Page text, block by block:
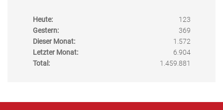
Heute:
123
Gestern:
369
Dieser Monat:
1.572
Letzter Monat:
6.904
Total:
1.459.881